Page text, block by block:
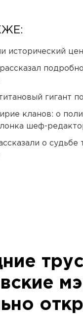
исторический
гигант
кланов: о
шеф-
о